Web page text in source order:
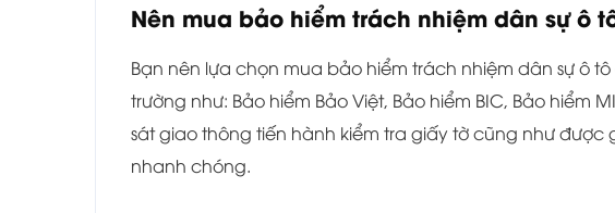
Nên mua bảo hiểm trách nhiệm dân sự ô
Bạn nên lựa chọn mua bảo hiểm trách nhiệm dân sự ô
trường như: Bảo hiểm Bảo Việt, Bảo hiểm BIC, Bảo
sát giao thông tiến hành kiểm tra giấy tờ cũng như
nhanh chóng.